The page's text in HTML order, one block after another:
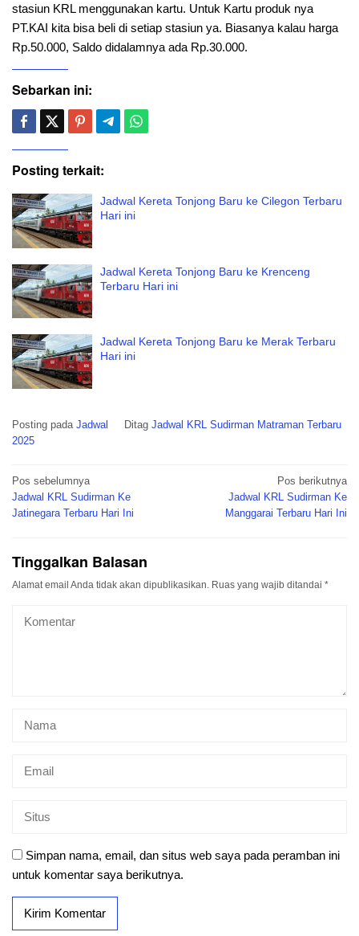
stasiun KRL menggunakan kartu. Untuk Kartu produk nya
PT.KAI kita bisa beli di setiap stasiun ya. Biasanya kalau harga
Rp.50.000, Saldo didalamnya ada Rp.30.000.
Sebarkan ini:
Posting terkait:
Jadwal Kereta Tonjong Baru ke Cilegon Terbaru
Hari ini
Jadwal Kereta Tonjong Baru ke Krenceng
Terbaru Hari ini
Jadwal Kereta Tonjong Baru ke Merak Terbaru
Hari ini
Posting pada Jadwal Ditag Jadwal KRL Sudirman Matraman Terbaru
2025
Navigasi
pos
Pos sebelumnya
Jadwal KRL Sudirman Ke
Jatinegara Terbaru Hari Ini
Pos berikutnya
Jadwal KRL Sudirman Ke
Manggarai Terbaru Hari Ini
Tinggalkan Balasan
Alamat email Anda tidak akan dipublikasikan. Ruas yang wajib ditandai *
Simpan nama, email, dan situs web saya pada peramban ini
untuk komentar saya berikutnya.